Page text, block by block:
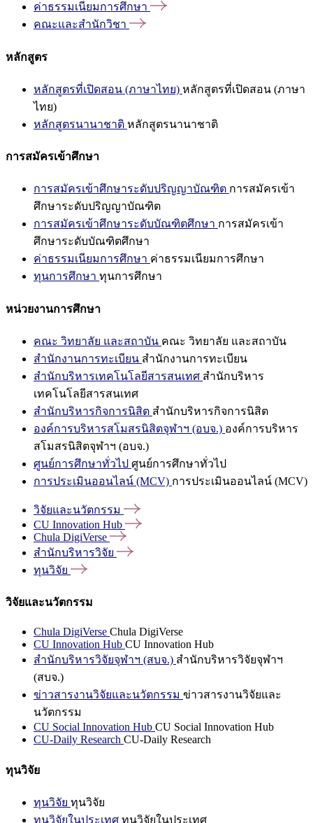
ค่าธรรมเนียมการศึกษา
คณะและสำนักวิชา
หลักสูตร
หลักสูตรที่เปิดสอน (ภาษาไทย) หลักสูตรที่เปิดสอน (ภาษา
ไทย)
หลักสูตรนานาชาติ หลักสูตรนานาชาติ
การสมัครเข้าศึกษา
การสมัครเข้าศึกษาระดับปริญญาบัณฑิต การสมัครเข้า
ศึกษาระดับปริญญาบัณฑิต
การสมัครเข้าศึกษาระดับบัณฑิตศึกษา การสมัครเข้า
ศึกษาระดับบัณฑิตศึกษา
ค่าธรรมเนียมการศึกษา ค่าธรรมเนียมการศึกษา
ทุนการศึกษา ทุนการศึกษา
หน่วยงานการศึกษา
คณะ วิทยาลัย และสถาบัน คณะ วิทยาลัย และสถาบัน
สำนักงานการทะเบียน สำนักงานการทะเบียน
สำนักบริหารเทคโนโลยีสารสนเทศ สำนักบริหาร
เทคโนโลยีสารสนเทศ
สำนักบริหารกิจการนิสิต สำนักบริหารกิจการนิสิต
องค์การบริหารสโมสรนิสิตจุฬาฯ (อบจ.) องค์การบริหาร
สโมสรนิสิตจุฬาฯ (อบจ.)
ศูนย์การศึกษาทั่วไป ศูนย์การศึกษาทั่วไป
การประเมินออนไลน์ (MCV) การประเมินออนไลน์ (MCV)
วิจัยและนวัตกรรม
CU Innovation Hub
Chula DigiVerse
สำนักบริหารวิจัย
ทุนวิจัย
วิจัยและนวัตกรรม
Chula DigiVerse Chula DigiVerse
CU Innovation Hub CU Innovation Hub
สำนักบริหารวิจัยจุฬาฯ (สบจ.) สำนักบริหารวิจัยจุฬาฯ
(สบจ.)
ข่าวสารงานวิจัยและนวัตกรรม ข่าวสารงานวิจัยและ
นวัตกรรม
CU Social Innovation Hub CU Social Innovation Hub
CU-Daily Research CU-Daily Research
ทุนวิจัย
ทุนวิจัย ทุนวิจัย
ทุนวิจัยในประเทศ ทุนวิจัยในประเทศ